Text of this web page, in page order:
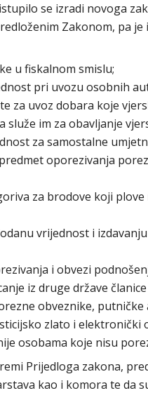
se izradi novoga
Zakonom, pa je
u fiskalnom smislu;
pri uvozu osobnih
za uvoz dobara koje
im za obavljanje
za samostalne
oporezivanja
za brodove koji
vrijednost i
i obvezi
iz druge države
obveznike,
zlato i elektronički
osobama koje nisu
Prijedloga zakona,
kao i komora te da